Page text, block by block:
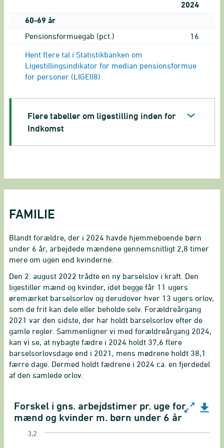
2024
60-69 år
Pensionsformuegab (pct.) 16
Hent flere tal i Statistikbanken om
Ligestillingsindikator for median pensionsformue
for personer (LIGEII8)
Flere tabeller om ligestilling inden for
Indkomst
FAMILIE
Blandt forældre, der i 2024 havde hjemmeboende børn
under 6 år, arbejdede mændene gennemsnitligt 2,8 timer
mere om ugen end kvinderne.
Den 2. august 2022 trådte en ny barselslov i kraft. Den
ligestiller mænd og kvinder, idet begge får 11 ugers
øremærket barselsorlov og derudover hver 13 ugers orlov,
som de frit kan dele eller beholde selv. Forældreårgang
2021 var den sidste, der har holdt barselsorlov efter de
gamle regler. Sammenligner vi med forældreårgang 2024,
kan vi se, at nybagte fædre i 2024 holdt 37,6 flere
barselsorlovsdage end i 2021, mens mødrene holdt 38,1
færre dage. Dermed holdt fædrene i 2024 ca. en fjerdedel
af den samlede orlov.
Forskel i gns. arbejdstimer pr. uge for mænd og
Line chart with 17 data points.
Forskel i gns. arbejdstimer pr. uge for
mænd og kvinder m. børn under 6 år
3,2